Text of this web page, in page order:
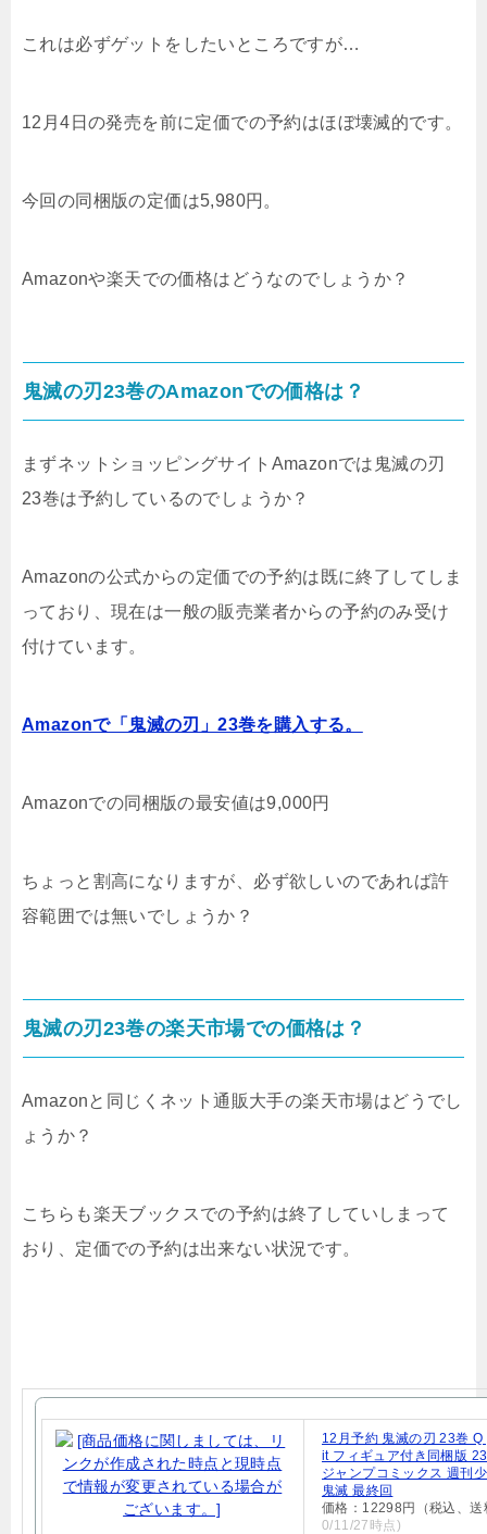
これは必ずゲットをしたいところですが…
12月4日の発売を前に定価での予約はほぼ壊滅的です。
今回の同梱版の定価は5,980円。
Amazonや楽天での価格はどうなのでしょうか？
鬼滅の刃23巻のAmazonでの価格は？
まずネットショッピングサイトAmazonでは鬼滅の刃
23巻は予約しているのでしょうか？
Amazonの公式からの定価での予約は既に終了してしま
っており、現在は一般の販売業者からの予約のみ受け
付けています。
Amazonで「鬼滅の刃」23巻を購入する。
Amazonでの同梱版の最安値は9,000円
ちょっと割高になりますが、必ず欲しいのであれば許
容範囲では無いでしょうか？
鬼滅の刃23巻の楽天市場での価格は？
Amazonと同じくネット通販大手の楽天市場はどうでし
ょうか？
こちらも楽天ブックスでの予約は終了していしまって
おり、定価での予約は出来ない状況です。
12月予約 鬼滅の刃 23巻
it フィギュア付き同梱版
ジャンプコミックス 週刊
鬼滅 最終回
価格：12298円（税込、送
0/11/27時点)